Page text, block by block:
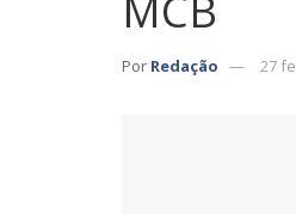
Por Redação 27